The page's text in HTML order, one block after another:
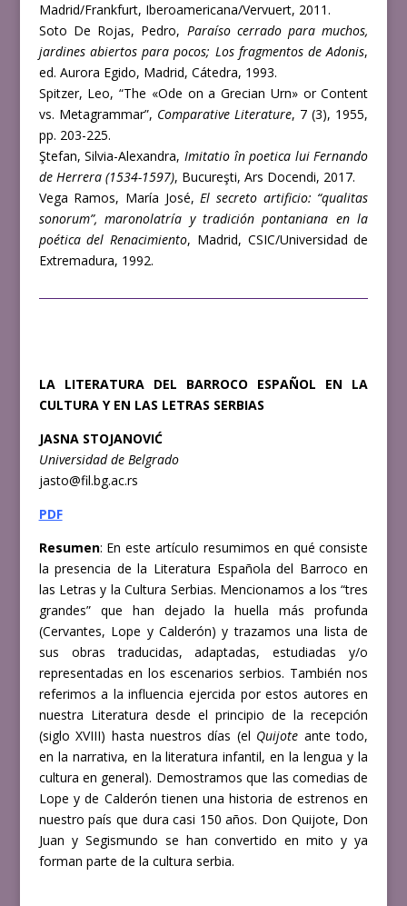
Madrid/Frankfurt, Iberoamericana/Vervuert, 2011.
Soto De Rojas, Pedro, Paraíso cerrado para muchos,
jardines abiertos para pocos; Los fragmentos de Adonis,
ed. Aurora Egido, Madrid, Cátedra, 1993.
Spitzer, Leo, “The «Ode on a Grecian Urn» or Content
vs. Metagrammar”, Comparative Literature, 7 (3), 1955,
pp. 203-225.
Ştefan, Silvia-Alexandra, Imitatio în poetica lui Fernando
de Herrera (1534-1597), Bucureşti, Ars Docendi, 2017.
Vega Ramos, María José,El secreto artificio: “qualitas
sonorum”, maronolatría y tradición pontaniana en la
poética del Renacimiento, Madrid, CSIC/Universidad de
Extremadura, 1992.
LA LITERATURA DEL BARROCO ESPAÑOL EN LA
CULTURA Y EN LAS LETRAS SERBIAS
JASNA STOJANOVIĆ
Universidad de Belgrado
jasto@fil.bg.ac.rs
PDF
Resumen: En este artículo resumimos en qué consiste
la presencia de la Literatura Española del Barroco en
las Letras y la Cultura Serbias. Mencionamos a los “tres
grandes” que han dejado la huella más profunda
(Cervantes, Lope y Calderón) y trazamos una lista de
sus obras traducidas, adaptadas, estudiadas y/o
representadas en los escenarios serbios. También nos
referimos a la influencia ejercida por estos autores en
nuestra Literatura desde el principio de la recepción
(siglo XVIII) hasta nuestros días (el Quijote ante todo,
en la narrativa, en la literatura infantil, en la lengua y la
cultura en general). Demostramos que las comedias de
Lope y de Calderón tienen una historia de estrenos en
nuestro país que dura casi 150 años. Don Quijote, Don
Juan y Segismundo se han convertido en mito y ya
forman parte de la cultura serbia.